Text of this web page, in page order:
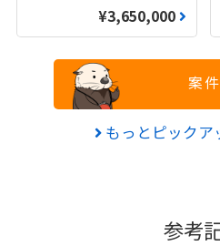
¥3,650,000
案
もっとピックア
参考